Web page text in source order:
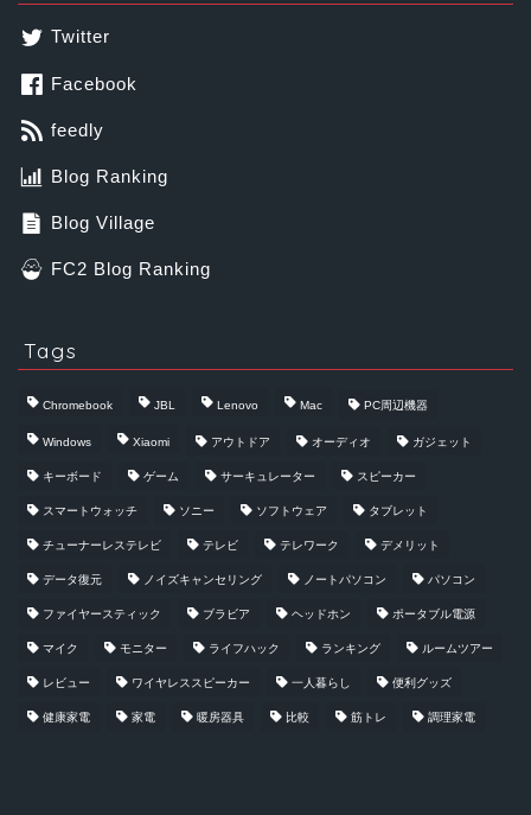
Twitter
Facebook
feedly
Blog Ranking
Blog Village
FC2 Blog Ranking
Tags
Chromebook JBL Lenovo Mac PC周辺機器
Windows Xiaomi アウトドア オーディオ ガジェット
キーボード ゲーム サーキュレーター スピーカー
スマートウォッチ ソニー ソフトウェア タブレット
チューナーレステレビ テレビ テレワーク デメリット
データ復元 ノイズキャンセリング ノートパソコン パソコン
ファイヤースティック ブラビア ヘッドホン ポータブル電源
マイク モニター ライフハック ランキング ルームツアー
レビュー ワイヤレススピーカー 一人暮らし 便利グッズ
健康家電 家電 暖房器具 比較 筋トレ 調理家電